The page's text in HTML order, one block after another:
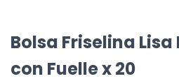
Bolsa Friselina Lisa
con Fuelle x 20